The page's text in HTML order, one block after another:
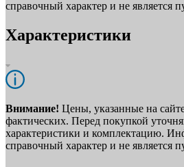
справочный характер и не является
Характеристики
Внимание! Цены, указанные на
фактических. Перед покупкой
характеристики и комплектацию.
справочный характер и не является